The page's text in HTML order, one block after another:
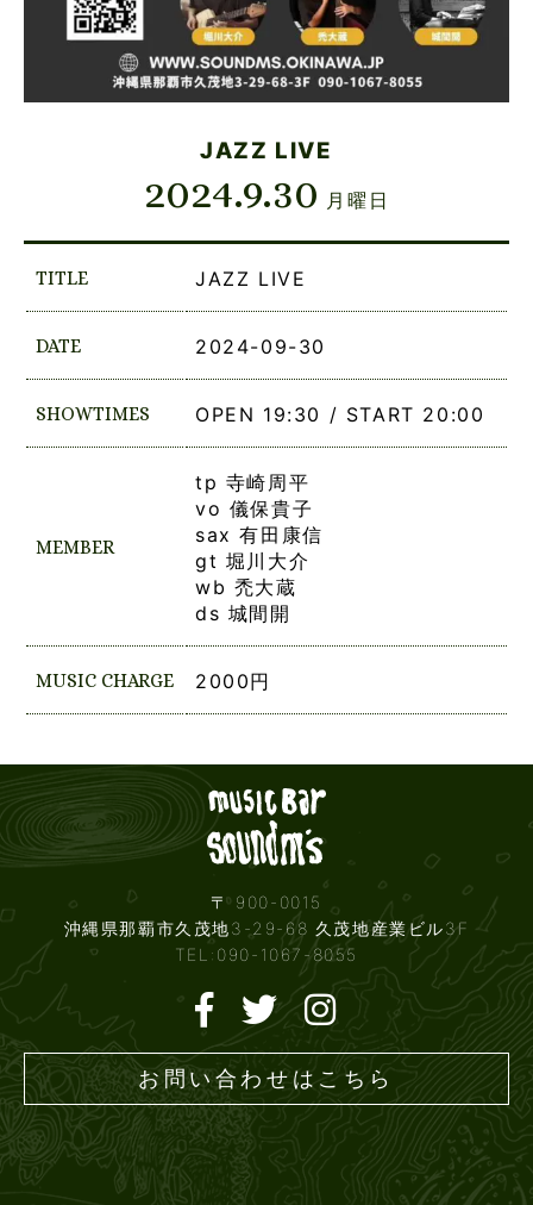
JAZZ LIVE
2024.9.30 月曜日
TITLE JAZZ LIVE
DATE 2024-09-30
SHOWTIMES OPEN 19:30 / START 20:00
MEMBER
tp 寺崎周平
vo 儀保貴子
sax 有田康信
gt 堀川大介
wb 禿大蔵
ds 城間開
MUSIC CHARGE 2000円
〒 900-0015
沖縄県那覇市久茂地3-29-68 久茂地産業ビル3F
TEL:090-1067-8055
お問い合わせはこちら